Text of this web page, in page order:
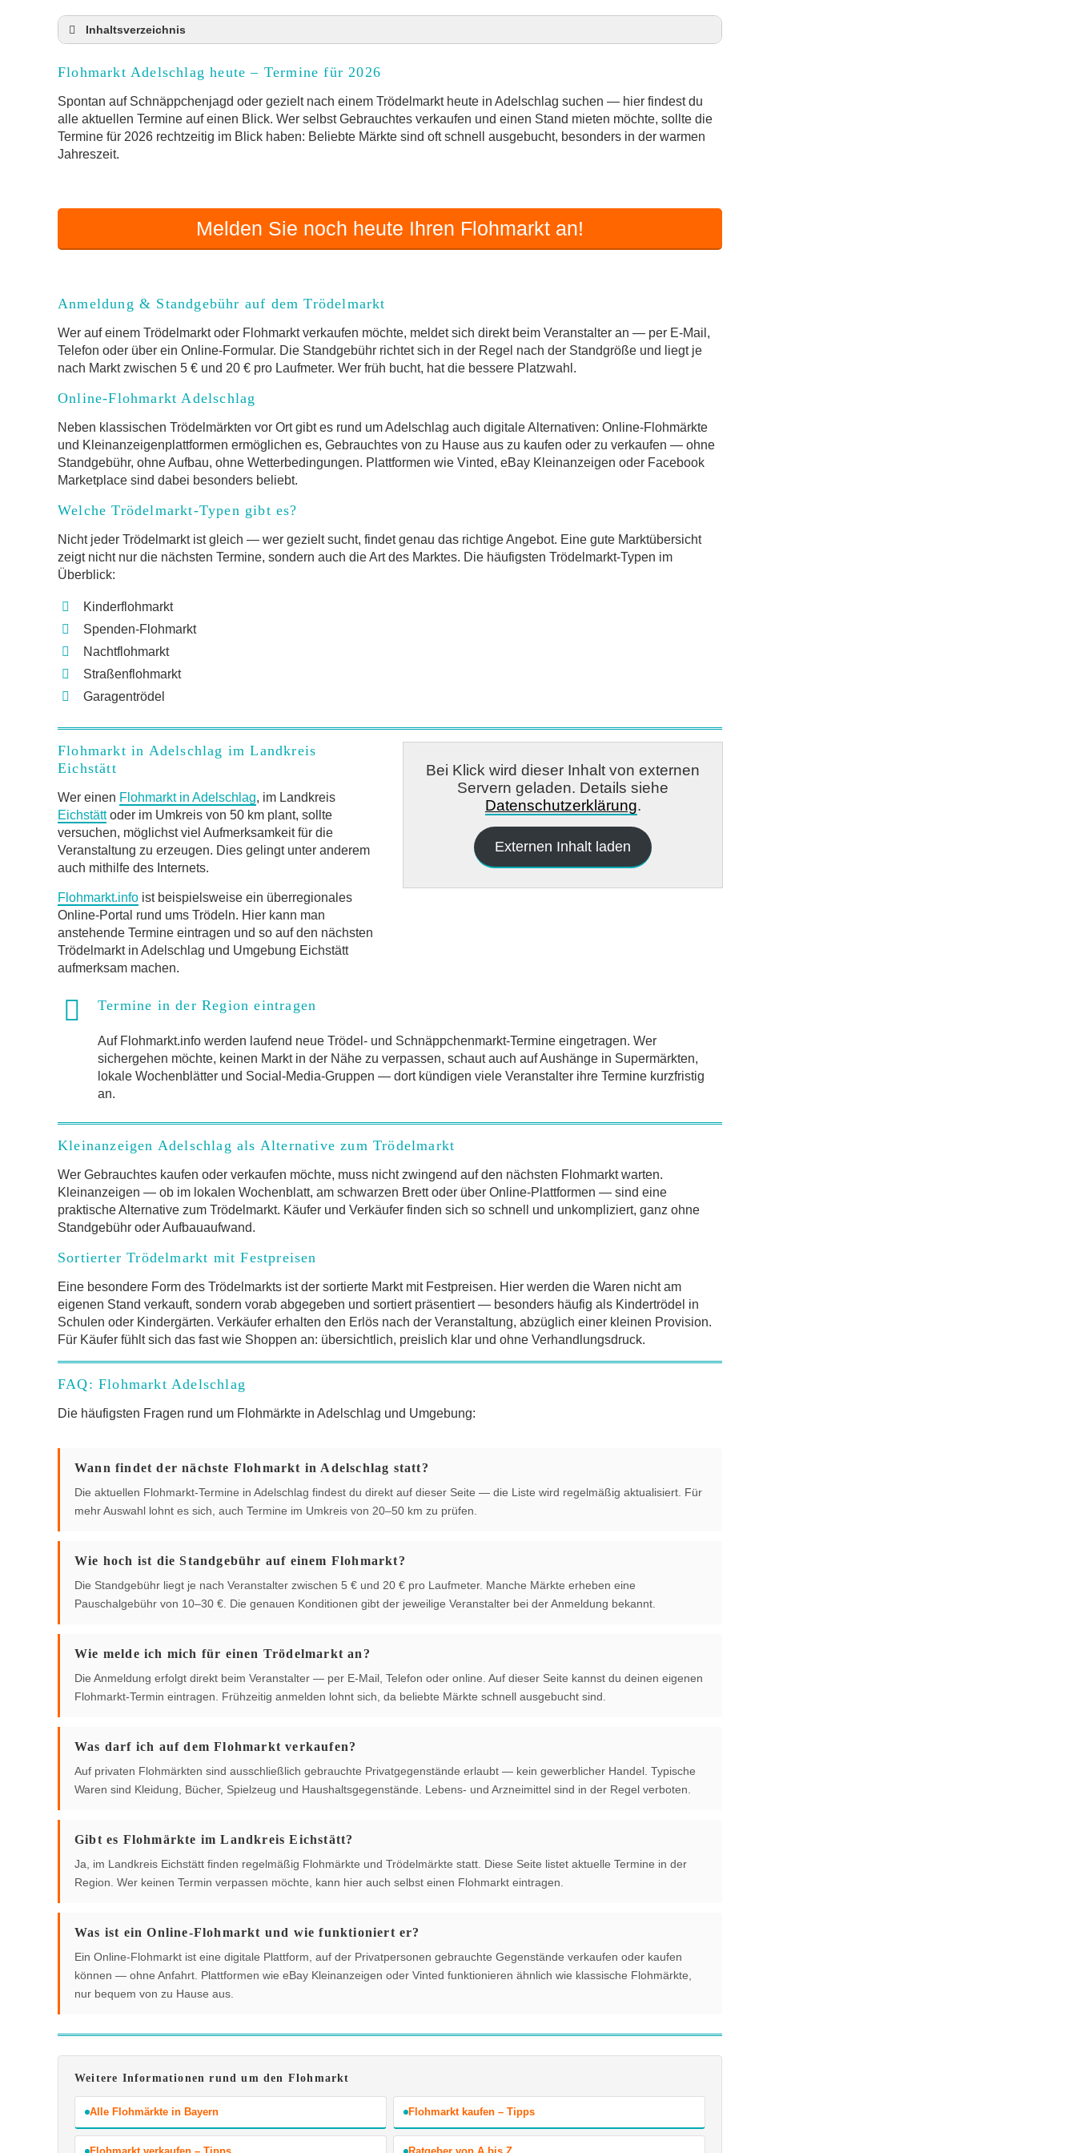
Inhaltsverzeichnis
Anmeldung & Standgebühr auf dem Trödelmarkt
Online-Flohmarkt Adelschlag
Welche Trödelmarkt-Typen gibt es?
Aktuelle Flohmarkt-Termine für Adelschlag und Umgebung
FAQ: Flohmarkt Adelschlag
Flohmarkt-Termin melden
Flohmarkt Adelschlag heute – Termine für 2026
Spontan auf Schnäppchenjagd oder gezielt nach einem Trödelmarkt heute in Adelschlag suchen — hier findest du
alle aktuellen Termine auf einen Blick. Wer selbst Gebrauchtes verkaufen und einen Stand mieten möchte, sollte die
Termine für 2026 rechtzeitig im Blick haben: Beliebte Märkte sind oft schnell ausgebucht, besonders in der warmen
Jahreszeit.
Melden Sie noch heute Ihren Flohmarkt an!
Anmeldung & Standgebühr auf dem Trödelmarkt
Wer auf einem Trödelmarkt oder Flohmarkt verkaufen möchte, meldet sich direkt beim Veranstalter an — per E-Mail,
Telefon oder über ein Online-Formular. Die Standgebühr richtet sich in der Regel nach der Standgröße und liegt je
nach Markt zwischen 5 € und 20 € pro Laufmeter. Wer früh bucht, hat die bessere Platzwahl.
Online-Flohmarkt Adelschlag
Neben klassischen Trödelmärkten vor Ort gibt es rund um Adelschlag auch digitale Alternativen: Online-Flohmärkte
und Kleinanzeigenplattformen ermöglichen es, Gebrauchtes von zu Hause aus zu kaufen oder zu verkaufen — ohne
Standgebühr, ohne Aufbau, ohne Wetterbedingungen. Plattformen wie Vinted, eBay Kleinanzeigen oder Facebook
Marketplace sind dabei besonders beliebt.
Welche Trödelmarkt-Typen gibt es?
Nicht jeder Trödelmarkt ist gleich — wer gezielt sucht, findet genau das richtige Angebot. Eine gute Marktübersicht
zeigt nicht nur die nächsten Termine, sondern auch die Art des Marktes. Die häufigsten Trödelmarkt-Typen im
Überblick:
Kinderflohmarkt
Spenden-Flohmarkt
Nachtflohmarkt
Straßenflohmarkt
Garagentrödel
Flohmarkt in Adelschlag im Landkreis
Eichstätt
Wer einen Flohmarkt in Adelschlag, im Landkreis
Eichstättoder im Umkreis von 50 km plant, sollte
versuchen, möglichst viel Aufmerksamkeit für die
Veranstaltung zu erzeugen. Dies gelingt unter anderem
auch mithilfe des Internets.
Flohmarkt.info ist beispielsweise ein überregionales
Online-Portal rund ums Trödeln. Hier kann man
anstehende Termine eintragen und so auf den nächsten
Trödelmarkt in Adelschlag und Umgebung Eichstätt
aufmerksam machen.
Bei Klick wird dieser Inhalt von externen
Servern geladen. Details siehe
Datenschutzerklärung.
Externen Inhalt laden
Termine in der Region eintragen
Auf Flohmarkt.info werden laufend neue Trödel- und Schnäppchenmarkt-Termine eingetragen. Wer
sichergehen möchte, keinen Markt in der Nähe zu verpassen, schaut auch auf Aushänge in Supermärkten,
lokale Wochenblätter und Social-Media-Gruppen — dort kündigen viele Veranstalter ihre Termine kurzfristig
an.
Kleinanzeigen Adelschlag als Alternative zum Trödelmarkt
Wer Gebrauchtes kaufen oder verkaufen möchte, muss nicht zwingend auf den nächsten Flohmarkt warten.
Kleinanzeigen — ob im lokalen Wochenblatt, am schwarzen Brett oder über Online-Plattformen — sind eine
praktische Alternative zum Trödelmarkt. Käufer und Verkäufer finden sich so schnell und unkompliziert, ganz ohne
Standgebühr oder Aufbauaufwand.
Sortierter Trödelmarkt mit Festpreisen
Eine besondere Form des Trödelmarkts ist der sortierte Markt mit Festpreisen. Hier werden die Waren nicht am
eigenen Stand verkauft, sondern vorab abgegeben und sortiert präsentiert — besonders häufig als Kindertrödel in
Schulen oder Kindergärten. Verkäufer erhalten den Erlös nach der Veranstaltung, abzüglich einer kleinen Provision.
Für Käufer fühlt sich das fast wie Shoppen an: übersichtlich, preislich klar und ohne Verhandlungsdruck.
FAQ: Flohmarkt Adelschlag
Die häufigsten Fragen rund um Flohmärkte in Adelschlag und Umgebung:
Wann findet der nächste Flohmarkt in Adelschlag statt?
Die aktuellen Flohmarkt-Termine in Adelschlag findest du direkt auf dieser Seite — die Liste wird regelmäßig aktualisiert. Für
mehr Auswahl lohnt es sich, auch Termine im Umkreis von 20–50 km zu prüfen.
Wie hoch ist die Standgebühr auf einem Flohmarkt?
Die Standgebühr liegt je nach Veranstalter zwischen 5 € und 20 € pro Laufmeter. Manche Märkte erheben eine
Pauschalgebühr von 10–30 €. Die genauen Konditionen gibt der jeweilige Veranstalter bei der Anmeldung bekannt.
Wie melde ich mich für einen Trödelmarkt an?
Die Anmeldung erfolgt direkt beim Veranstalter — per E-Mail, Telefon oder online. Auf dieser Seite kannst du deinen eigenen
Flohmarkt-Termin eintragen. Frühzeitig anmelden lohnt sich, da beliebte Märkte schnell ausgebucht sind.
Was darf ich auf dem Flohmarkt verkaufen?
Auf privaten Flohmärkten sind ausschließlich gebrauchte Privatgegenstände erlaubt — kein gewerblicher Handel. Typische
Waren sind Kleidung, Bücher, Spielzeug und Haushaltsgegenstände. Lebens- und Arzneimittel sind in der Regel verboten.
Gibt es Flohmärkte im Landkreis Eichstätt?
Ja, im Landkreis Eichstätt finden regelmäßig Flohmärkte und Trödelmärkte statt. Diese Seite listet aktuelle Termine in der
Region. Wer keinen Termin verpassen möchte, kann hier auch selbst einen Flohmarkt eintragen.
Was ist ein Online-Flohmarkt und wie funktioniert er?
Ein Online-Flohmarkt ist eine digitale Plattform, auf der Privatpersonen gebrauchte Gegenstände verkaufen oder kaufen
können — ohne Anfahrt. Plattformen wie eBay Kleinanzeigen oder Vinted funktionieren ähnlich wie klassische Flohmärkte,
nur bequem von zu Hause aus.
Weitere Informationen rund um den Flohmarkt
Alle Flohmärkte in Bayern Flohmarkt kaufen – Tipps